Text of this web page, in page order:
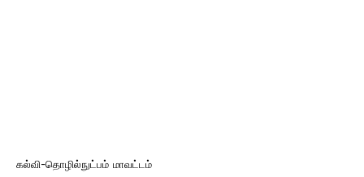
கல்வி-தொழில்நுட்பம் மாவட்டம்